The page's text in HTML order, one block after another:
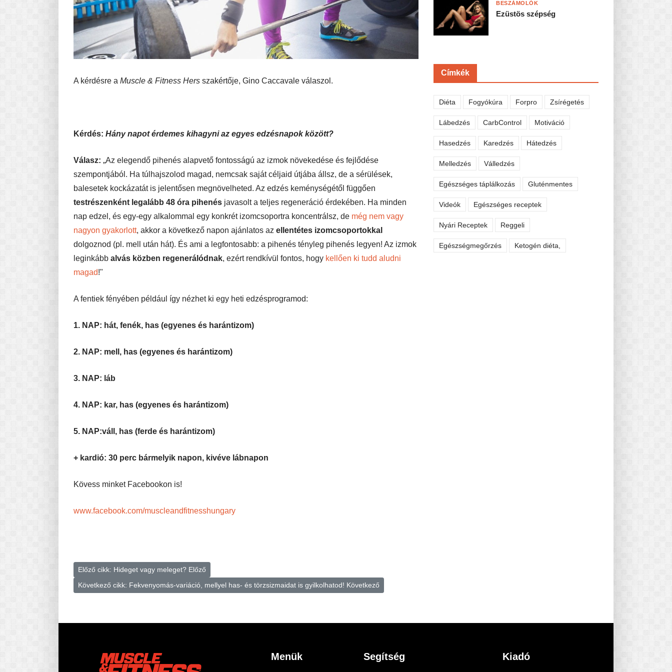
A kérdésre a Muscle & Fitness Hers szakértője, Gino Caccavale válaszol.
Kérdés: Hány napot érdemes kihagyni az egyes edzésnapok között?
Válasz: „Az elegendő pihenés alapvető fontosságú az izmok növekedése és fejlődése
szempontjából. Ha túlhajszolod magad, nemcsak saját céljaid útjába állsz, de a sérülések,
balesetek kockázatát is jelentősen megnövelheted. Az edzés keménységétől függően
testrészenként legalább 48 óra pihenés javasolt a teljes regeneráció érdekében. Ha minden
nap edzel, és egy-egy alkalommal egy konkrét izomcsoportra koncentrálsz, de még nem vagy
nagyon gyakorlott, akkor a következő napon ajánlatos az ellentétes izomcsoportokkal
dolgoznod (pl. mell után hát). És ami a legfontosabb: a pihenés tényleg pihenés legyen! Az izmok
leginkább alvás közben regenerálódnak, ezért rendkívül fontos, hogy kellően ki tudd aludni
magad!"
A fentiek fényében például így nézhet ki egy heti edzésprogramod:
1. NAP: hát, fenék, has (egyenes és harántizom)
2. NAP: mell, has (egyenes és harántizom)
3. NAP: láb
4. NAP: kar, has (egyenes és harántizom)
5. NAP:váll, has (ferde és harántizom)
+ kardió: 30 perc bármelyik napon, kivéve lábnapon
Kövess minket Facebookon is!
www.facebook.com/muscleandfitnesshungary
Előző cikk: Hideget vagy meleget? Előző
Következő cikk: Fekvenyomás-variáció, mellyel has- és törzsizmaidat is gyilkolhatod! Következő
Ezüstös szépség
BESZÁMOLÓK
Címkék
Diéta Fogyókúra Forpro Zsírégetés
Lábedzés CarbControl Motiváció
Hasedzés Karedzés Hátedzés
Melledzés Válledzés
Egészséges táplálkozás Gluténmentes
Videók Egészséges receptek
Nyári Receptek Reggeli
Egészségmegőrzés Ketogén diéta,
Menük Segítség Kiadó